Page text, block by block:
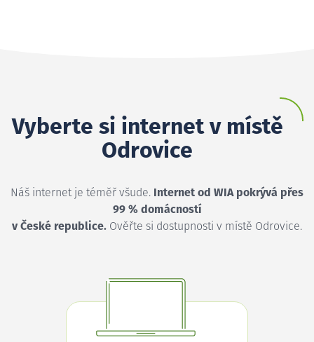
Vyberte si internet v místě
Odrovice
Náš internet je téměř všude. Internet od WIA pokrývá přes
99 % domácností
v České republice. Ověřte si dostupnosti v místě Odrovice.